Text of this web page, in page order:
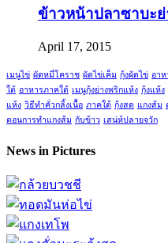
ข้าวหน้าปลาซาบะย่
April 17, 2015
เมนูไข่ ผัดหมี่โคราช ผัดไข่เค็ม กุ้งผัดไข่ อาห
ใต้ อาหารภาคใต้ เมนูกุ้งย่างพริกแห้ง กุ้งแห้ง
แห้ง วิธีทำคั่วกลิ้งเนื้อ ภาคใต้ กุ้งสด แกงส้ม
ตอนการทำแกงส้ม กับข้าว เสน่ห์ปลายจวัก
News in Pictures